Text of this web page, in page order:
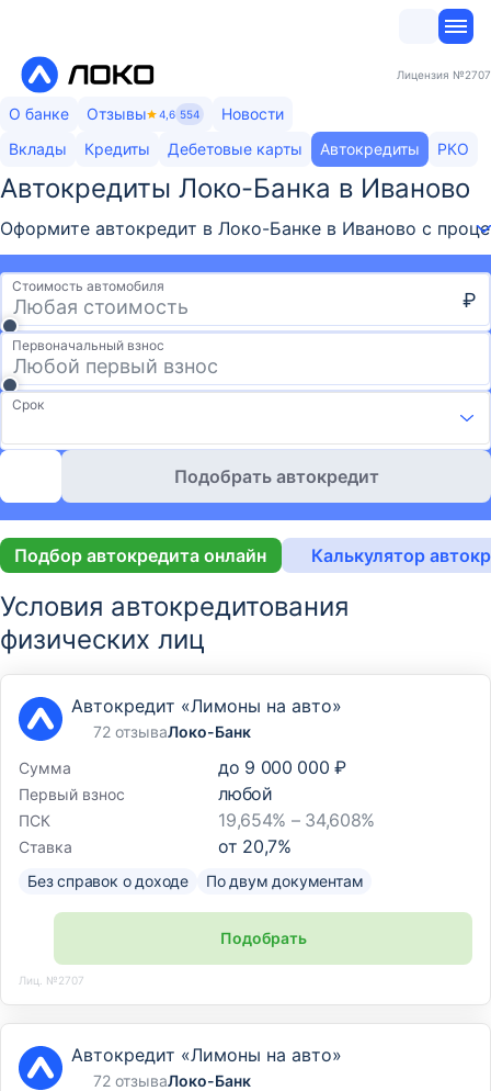
Лицензия №2707
О банке Отзывы 4,6 554
Новости
Вклады
Кредиты Дебетовые карты Автокредиты РКО
Автокредиты Локо-Банка​ в Иваново
Оформите автокредит в Локо-Банке в Иваново с
Стоимость автомобиля
₽
Первоначальный взнос
Срок
Подобрать автокредит
Подбор автокредита онлайн Калькулятор
Условия автокредитования
физических лиц
Автокредит «Лимоны на авто»
72 отзываЛоко-Банк
Сумма
до 9 000 000 ₽
Первый взнос любой
ПСК 19,654% – 34,608%
Ставка от 20,7%
Без справок о доходе По двум документам
Подобрать
Лиц. №2707
Автокредит «Лимоны на авто»
72 отзываЛоко-Банк